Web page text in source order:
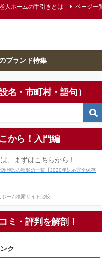
人ホームの手引きとは ページ一
ブランド特集
名・市町村・語句）
から！入門編
、まずはこちらから！
ミ・評判を解剖！
ク